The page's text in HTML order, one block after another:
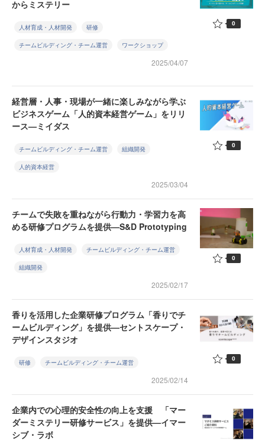
からミステリー
人材育成・人材開発 研修
チームビルディング・チーム運営 ワークショップ
2025/04/07
0
経営層・人事・現場が一緒に楽しみながら学ぶ
ビジネスゲーム「人的資本経営ゲーム」をリリ
ース—ミイダス
チームビルディング・チーム運営 組織開発
人的資本経営
2025/03/04
0
チームで失敗を重ねながら行動力・学習力を高
める研修プログラムを提供—S&D Prototyping
人材育成・人材開発 チームビルディング・チーム運営
組織開発
2025/02/17
0
香りを活用した企業研修プログラム「香りでチ
ームビルディング」を提供—セントスケープ・
デザインスタジオ
研修 チームビルディング・チーム運営
2025/02/14
0
企業内での心理的安全性の向上を支援 「マー
ダーミステリー研修サービス」を提供—イマー
シブ・ラボ